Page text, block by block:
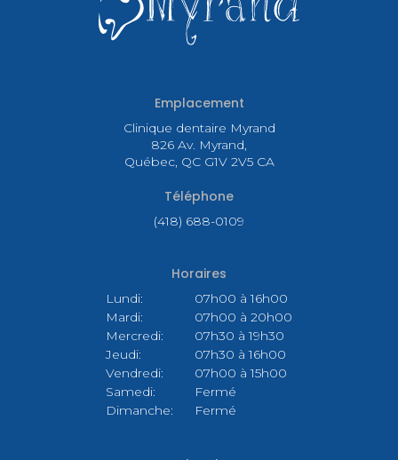
Emplacement
Clinique dentaire Myrand
826 Av. Myrand
Québec QC G1V 2V5 CA
Téléphone
(418) 688-0109
Horaires
Lundi:
07h00 à 16h00
Mardi:
07h00 à 20h00
Mercredi:
07h30 à 19h30
Jeudi:
07h30 à 16h00
Vendredi:
07h00 à 15h00
Samedi:
Fermé
Dimanche:
Fermé